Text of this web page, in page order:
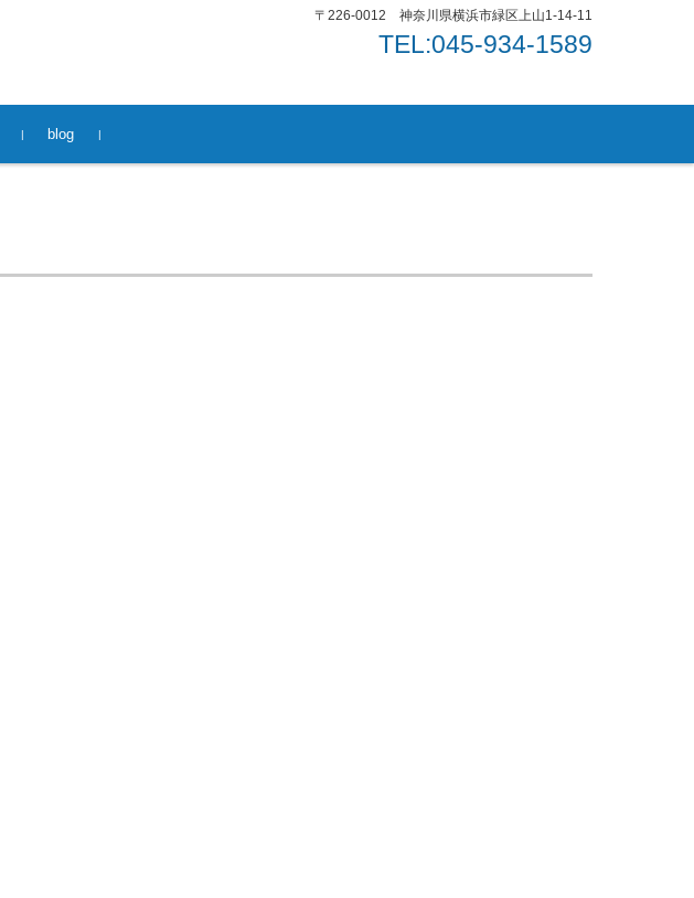
〒226-0012 神奈川県横浜市緑区上山1-14-11
TEL:045-934-1589
blog